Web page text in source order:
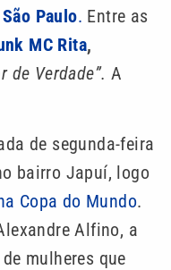
Paulo. Entre as
MC Rita,
de Verdade”. A
de segunda-feira
bairro Japuí, logo
Copa do Mundo.
Alfino, a
mulheres que